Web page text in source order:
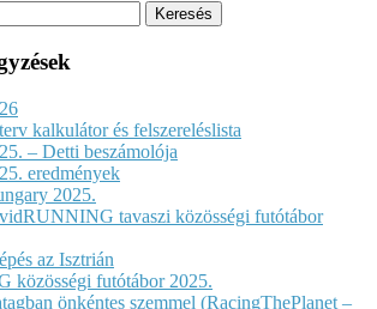
kalkulátor és felszereléslista
– Detti beszámolója
eredmények
2025.
tavaszi közösségi futótábor
az Isztrián
közösségi futótábor 2025.
önkéntes szemmel (RacingThePlanet –